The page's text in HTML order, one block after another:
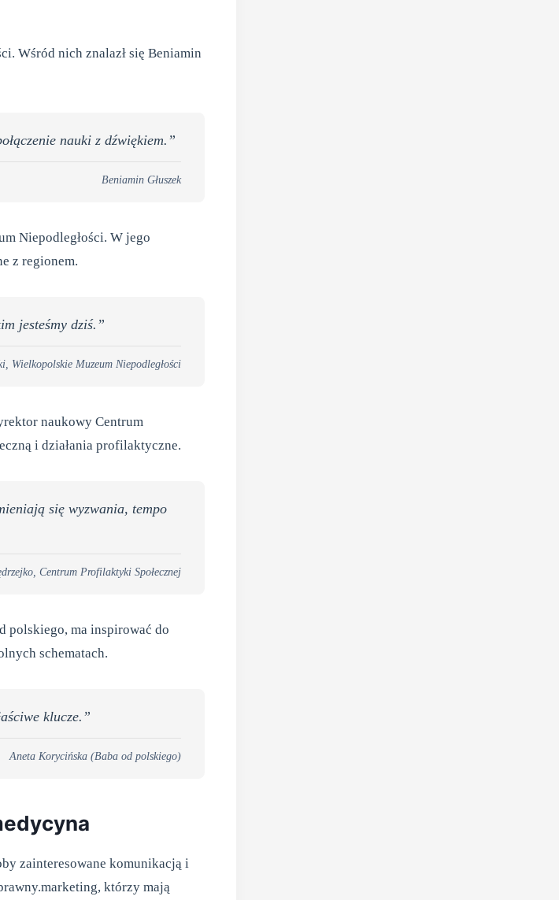
Wśród nich znalazł się Beniamin
nauki z dźwiękiem.”
Beniamin Głuszek
Niepodległości. W jego
z regionem.
jesteśmy dziś.”
Wielkopolskie Muzeum Niepodległości
naukowy Centrum
i działania profilaktyczne.
się wyzwania, tempo
Centrum Profilaktyki Społecznej
polskiego, ma inspirować do
schematach.
klucze.”
Aneta Korycińska (Baba od polskiego)
zainteresowane komunikacją i
którzy mają